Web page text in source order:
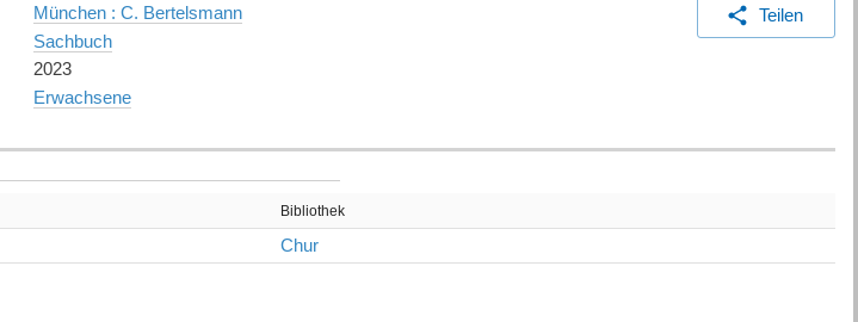
München : C. Bertelsmann
Sachbuch
2023
Erwachsene
Teilen
Bibliothek
Chur